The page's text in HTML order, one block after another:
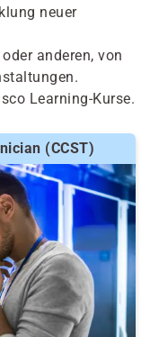
neuer
anderen, von
Learning-Kurse.
(CCST)